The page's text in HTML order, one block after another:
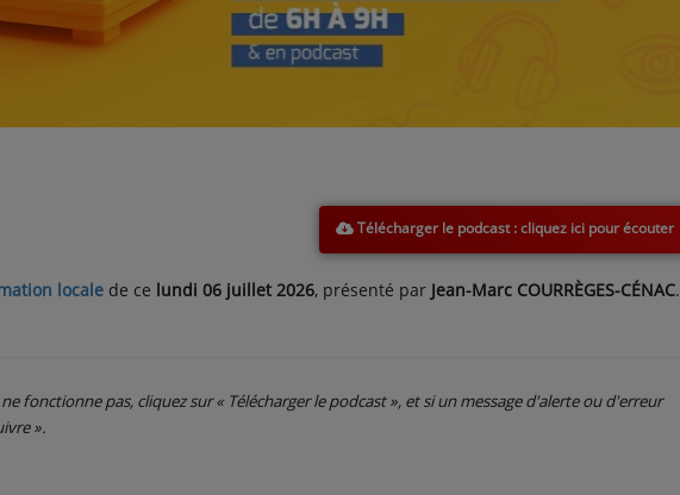
Télécharger le podcast
locale de ce lundi 06 juillet 2026, présenté par Jean-Marc COURRÈGES-CÉNAC.
fonctionne pas, cliquez sur « Télécharger le podcast », et si un message d'alerte ou d'erreur
».
Émilie